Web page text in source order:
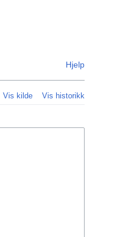
Hjelp
Vis kilde Vis historikk